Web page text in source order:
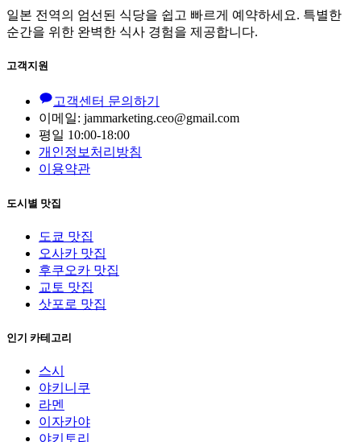
일본 전역의 엄선된 식당을 쉽고 빠르게 예약하세요. 특별한
순간을 위한 완벽한 식사 경험을 제공합니다.
고객지원
고객센터 문의하기
이메일: jammarketing.ceo@gmail.com
평일 10:00-18:00
개인정보처리방침
이용약관
도시별 맛집
도쿄 맛집
오사카 맛집
후쿠오카 맛집
교토 맛집
삿포로 맛집
인기 카테고리
스시
야키니쿠
라멘
이자카야
야키토리